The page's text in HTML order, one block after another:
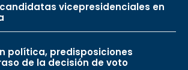
vicepresidenciales en
política, predisposiciones
de la decisión de voto